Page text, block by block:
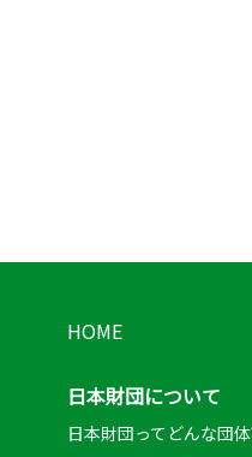
HOME
日本財団について
日本財団ってどんな団体